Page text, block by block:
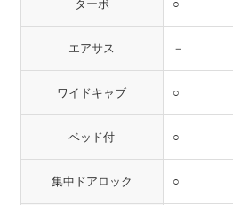
ターボ ○
エアサス －
ワイドキャブ ○
ベッド付 ○
集中ドアロック ○